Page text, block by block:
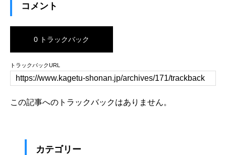
コメント
0 トラックバック
トラックバックURL
この記事へのトラックバックはありません。
カテゴリー